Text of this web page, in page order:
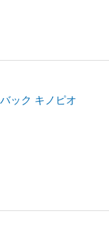
ック キノピオ